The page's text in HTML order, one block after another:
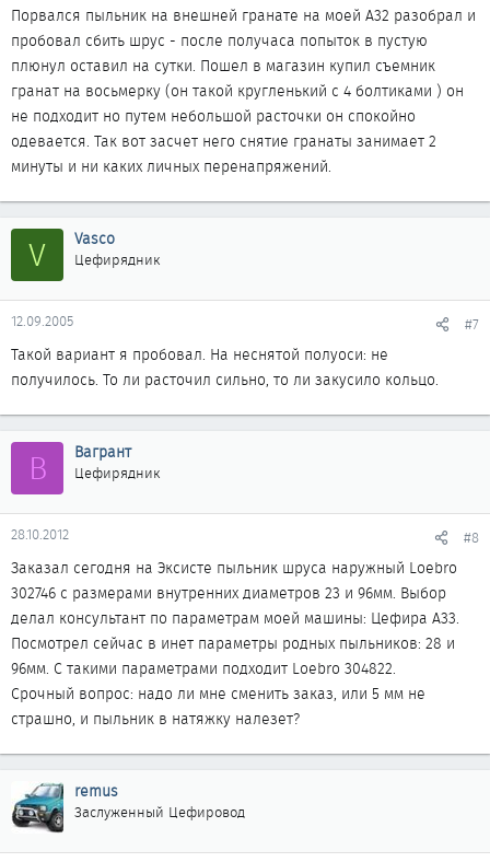
Порвался пыльник на внешней гранате на моей A32 разобрал и
пробовал сбить шрус - после получаса попыток в пустую
плюнул оставил на сутки. Пошел в магазин купил съемник
гранат на восьмерку (он такой кругленький с 4 болтиками ) он
не подходит но путем небольшой расточки он спокойно
одевается. Так вот засчет него снятие гранаты занимает 2
минуты и ни каких личных перенапряжений.
V Vasco
Цефирядник
12.09.2005 #7
Такой вариант я пробовал. На неснятой полуоси: не
получилось. То ли расточил сильно, то ли закусило кольцо.
В Вагрант
Цефирядник
28.10.2012 #8
Заказал сегодня на Эксисте пыльник шруса наружный Loebro
302746 с размерами внутренних диаметров 23 и 96мм. Выбор
делал консультант по параметрам моей машины: Цефира А33.
Посмотрел сейчас в инет параметры родных пыльников: 28 и
96мм. С такими параметрами подходит Loebro 304822.
Срочный вопрос: надо ли мне сменить заказ, или 5 мм не
страшно, и пыльник в натяжку налезет?
remus
Заслуженный Цефировод